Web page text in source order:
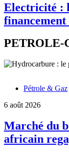
Electricité :
financement
PETROLE-
Pétrole & Gaz
6 août 2026
Marché du
africain